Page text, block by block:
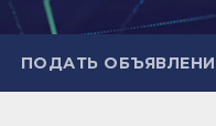
ПОДАТЬ